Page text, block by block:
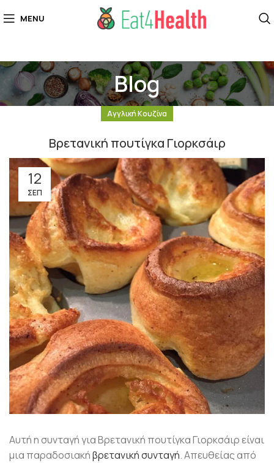
MENU
Blog
Αγγλική Κουζίνα
Βρετανική πουτίγκα Γιορκσάιρ
12
ΣΕΠ
Αυτή η συνταγή για Βρετανική πουτίγκα Γιορκσάιρ είναι
μια παραδοσιακήβρετανική συνταγή. Απευθείας από